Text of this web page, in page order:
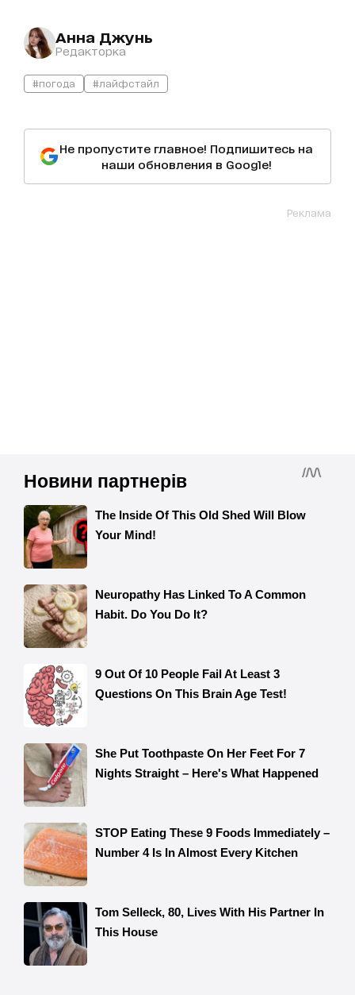
Анна Джунь
Редакторка
#погода #лайфстайл
Не пропустите главное! Подпишитесь на
наши обновления в Google!
Реклама